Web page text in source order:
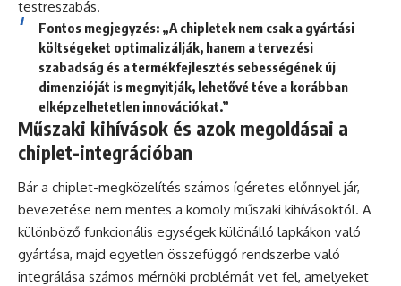
testreszabás.
Fontos megjegyzés: „A chipletek nem csak a gyártási
költségeket optimalizálják, hanem a tervezési
szabadság és a termékfejlesztés sebességének új
dimenzióját is megnyitják, lehetővé téve a korábban
elképzelhetetlen innovációkat.”
Műszaki kihívások és azok megoldásai a
chiplet-integrációban
Bár a chiplet-megközelítés számos ígéretes előnnyel jár,
bevezetése nem mentes a komoly műszaki kihívásoktól. A
különböző funkcionális egységek különálló lapkákon való
gyártása, majd egyetlen összefüggő rendszerbe való
integrálása számos mérnöki problémát vet fel, amelyeket